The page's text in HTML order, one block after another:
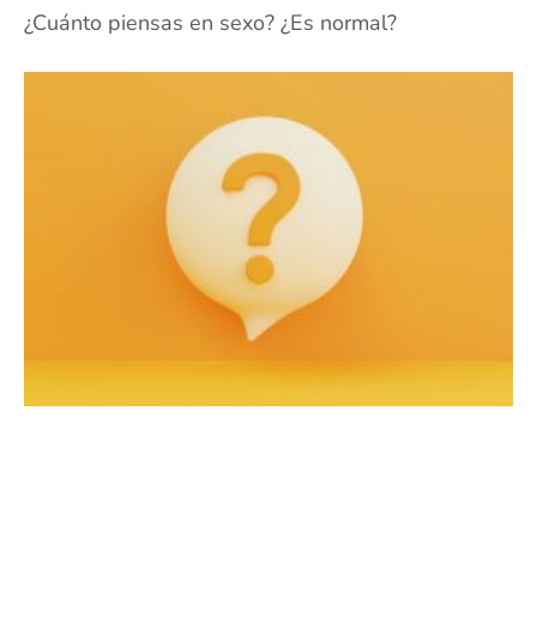
¿Cuánto piensas en sexo? ¿Es normal?